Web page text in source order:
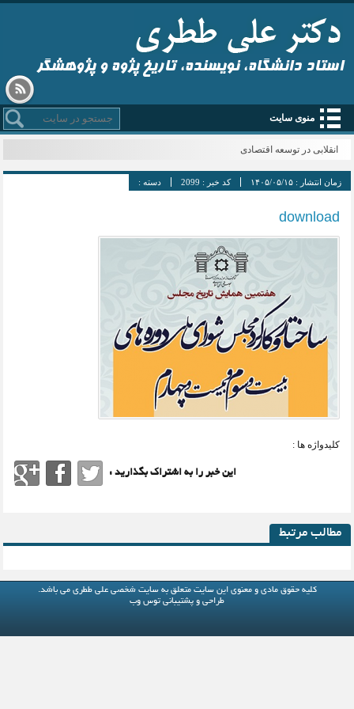
استاد دانشگاه، نویسنده، تاریخ پژوه و پژوهشگر
منوی سایت
انقلابی در توسعه اقتصادی
زمان انتشار :۱۴۰۵/۰۵/۱۵ کد خبر : 2099 دسته :
download
کلیدواژه ها :
این خبر را به اشتراک بگذارید :
مطالب مرتبط
کلیه حقوق مادی و معنوی این سایت متعلق بهسایت شخصی علی ططری می باشد.
طراحی و پشتیبانی توس وب